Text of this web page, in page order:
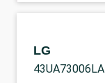
LG
43UA73006LA